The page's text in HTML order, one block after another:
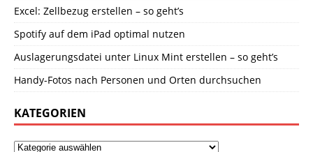
Excel: Zellbezug erstellen – so geht’s
Spotify auf dem iPad optimal nutzen
Auslagerungsdatei unter Linux Mint erstellen – so geht’s
Handy-Fotos nach Personen und Orten durchsuchen
KATEGORIEN